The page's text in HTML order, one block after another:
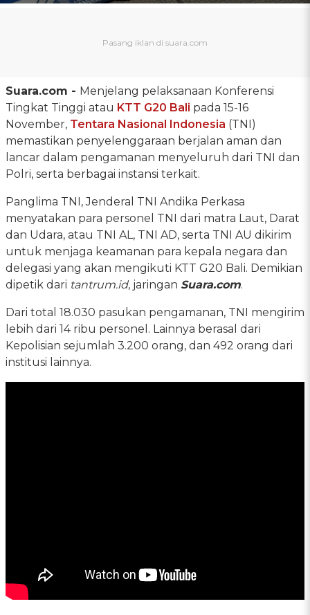
Suara.com - Menjelang pelaksanaan Konferensi
Tingkat Tinggi atau KTT G20 Bali pada 15-16
November, Tentara Nasional Indonesia (TNI)
memastikan penyelenggaraan berjalan aman dan
lancar dalam pengamanan menyeluruh dari TNI dan
Polri, serta berbagai instansi terkait.
Panglima TNI, Jenderal TNI Andika Perkasa
menyatakan para personel TNI dari matra Laut, Darat
dan Udara, atau TNI AL, TNI AD, serta TNI AU dikirim
untuk menjaga keamanan para kepala negara dan
delegasi yang akan mengikuti KTT G20 Bali. Demikian
dipetik dari tantrum.id, jaringan Suara.com.
Dari total 18.030 pasukan pengamanan, TNI mengirim
lebih dari 14 ribu personel. Lainnya berasal dari
Kepolisian sejumlah 3.200 orang, dan 492 orang dari
institusi lainnya.